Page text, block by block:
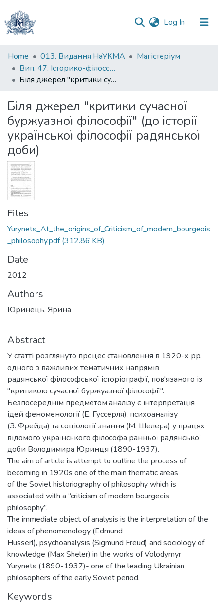
Log In (current)
Communities
&
Collections
Statistics
Home 013. Видання НаУКМА
Магістеріум
Вип. 47. Історико-філософські студії
Біля джерел "критики сучасної буржуазної філософії" (до історії української філософії радянської доби)
Біля джерел "критики сучасної
буржуазної філософії" (до історії
української філософії радянської
доби)
Files
Yurynets_At_the_origins_of_Criticism_of_modern_bourgeois
_philosophy.pdf(312.86 KB)
Date
2012
Authors
Юринець, Ярина
Abstract
У статті розглянуто процес становлення в 1920-х рр.
одного з важливих тематичних напрямів
радянської філософської історіографії, пов'язаного із
"критикою сучасної буржуазної філософії".
Безпосереднім предметом аналізу є інтерпретація
ідей феноменології (Е. Гуссерля), психоаналізу
(З. Фрейда) та соціології знання (М. Шелера) у працях
відомого українського філософа ранньої радянської
доби Володимира Юринця (1890-1937).
The aim of article is attempt to outline the process of
becoming in 1920s one of the main thematic areas
of the Soviet historiography of philosophy which is
associated with a “criticism of modern bourgeois
philosophy”.
The immediate object of analysis is the interpretation of the
ideas of phenomenology (Edmund
Husserl), psychoanalysis (Sigmund Freud) and sociology of
knowledge (Max Sheler) in the works of Volodymyr
Yurynets (1890-1937)- one of the leading Ukrainian
philosophers of the early Soviet period.
Keywords